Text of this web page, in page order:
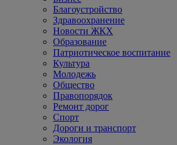
Благоустройство
Здравоохранение
Новости ЖКХ
Образование
Патриотическое воспитание
Культура
Молодежь
Общество
Правопорядок
Ремонт дорог
Спорт
Дороги и транспорт
Экология